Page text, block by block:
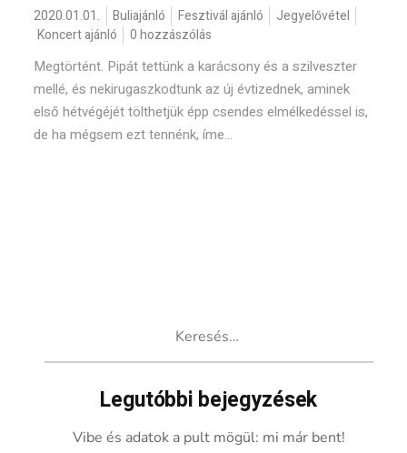
2020.01.01. Buliajánló Fesztivál ajánló
Jegyelővétel
Koncert ajánló
0 hozzászólás
Megtörtént. Pipát tettünk a karácsony és a szilveszter
mellé, és nekirugaszkodtunk az új évtizednek, aminek
első hétvégéjét tölthetjük épp csendes elmélkedéssel is,
de ha mégsem ezt tennénk, íme...
Legutóbbi bejegyzések
Vibe és adatok a pult mögül: mi már bent!